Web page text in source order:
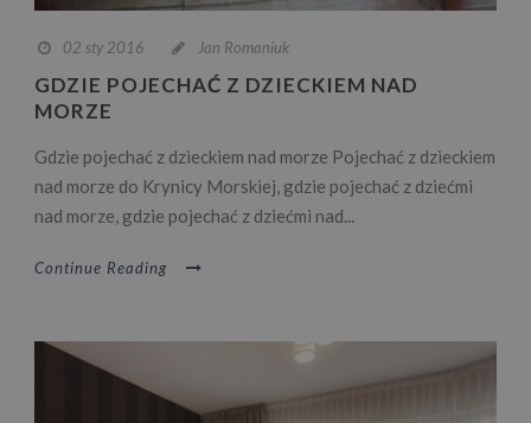
02 sty 2016 Jan Romaniuk
GDZIE POJECHAĆ Z DZIECKIEM NAD
MORZE
Gdzie pojechać z dzieckiem nad morze Pojechać z dzieckiem
nad morze do Krynicy Morskiej, gdzie pojechać z dziećmi
nad morze, gdzie pojechać z dziećmi nad...
Continue Reading